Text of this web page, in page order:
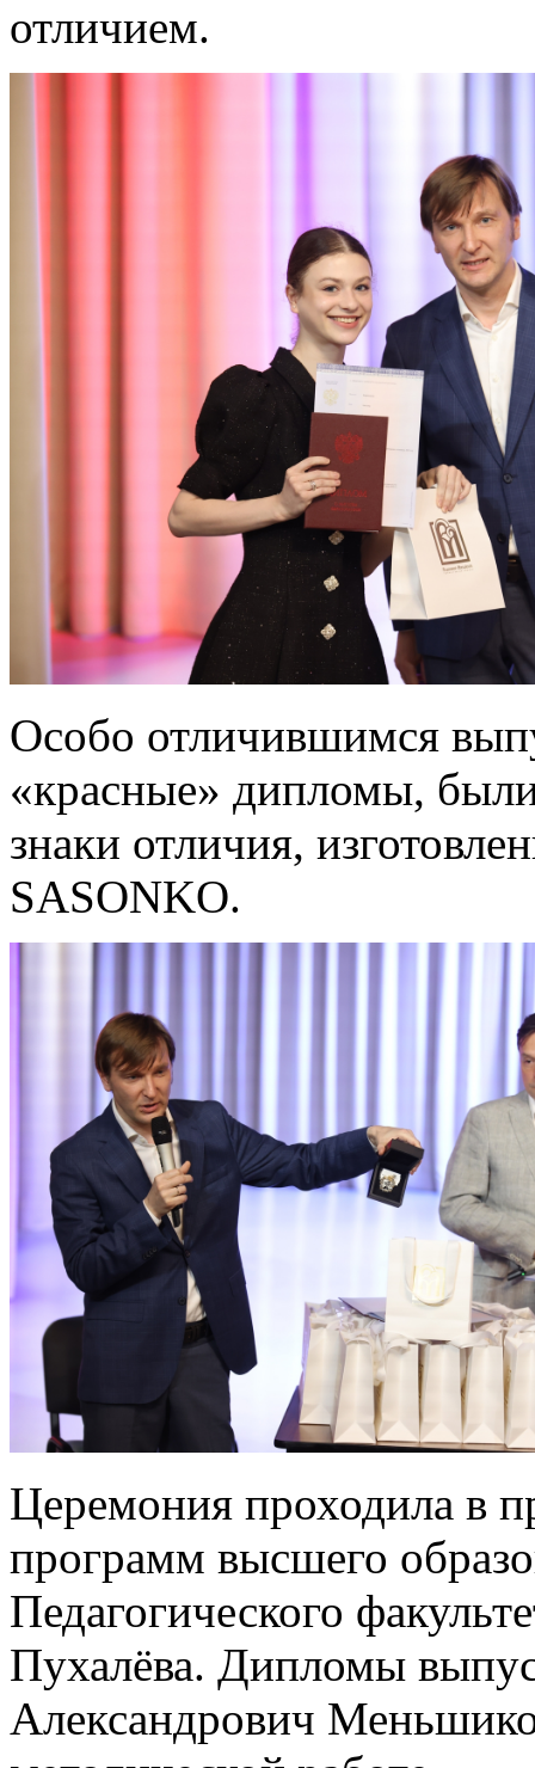
отличием.
Особо отличившимся
«красные» дипломы,
знаки отличия,
SASONKO.
Церемония проходила в
программ высшего
Педагогического
Пухалёва. Дипломы
Александрович